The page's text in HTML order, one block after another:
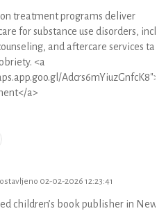
treatment programs deliver
for substance use disorders,
and aftercare services
<a
a>
02-02-2026 12:23:41
children’s book publisher in New